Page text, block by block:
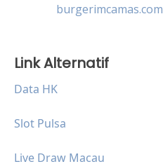
burgerimcamas.com
Link Alternatif
Data HK
Slot Pulsa
Live Draw Macau